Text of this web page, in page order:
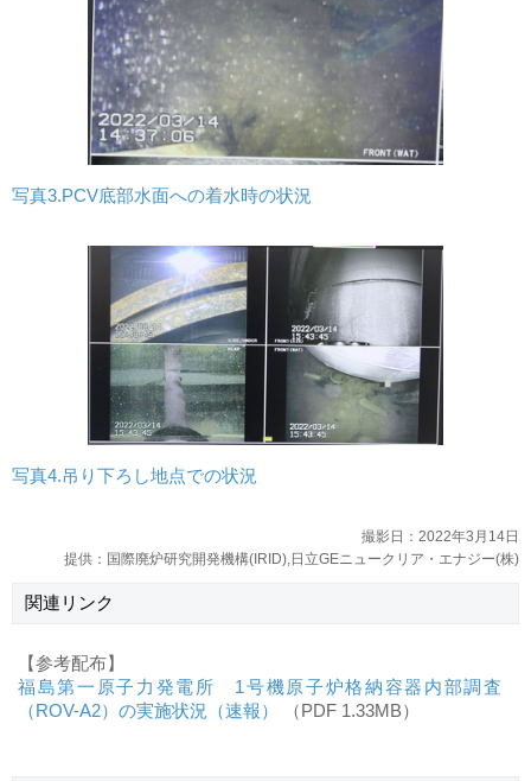
写真3.PCV底部水面への着水時の状況
写真4.吊り下ろし地点での状況
撮影日：2022年3月14日
提供：国際廃炉研究開発機構(IRID),日立GEニュークリア・エナジー(株)
関連リンク
【参考配布】
福島第一原子力発電所 1号機原子炉格納容器内部調査
（ROV-A2）の実施状況（速報）
（PDF 1.33MB）